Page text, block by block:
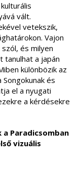
vált.
vetekszik,
Vajon
és milyen
tanulhat a japán
különbözik az
és
el a nyugati
a kérdésekre
a Paradicsomban
vizuális